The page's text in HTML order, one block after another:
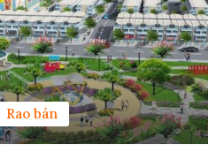
Rao bán